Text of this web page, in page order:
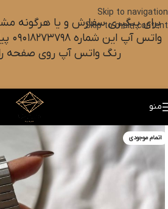
Skip to navigation
Skip to main content
برای پیگیری سفارش و یا هرگونه
رنگ واتس آپ روی صفحه
منو
اتمام موجودی